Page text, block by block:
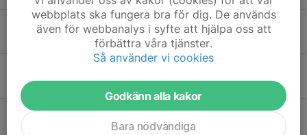
Open court för tjejer i lågstadiet på söndagar
19 mar, 21:10
14 mar, 18:40
EB cup 15 mars
webbplats ska fungera bra för dig. De används
även för webbanalys i syfte att hjälpa oss att
förbättra våra tjänster.
Så använder vi cookies
Godkänn alla kakor
Bara nödvändiga